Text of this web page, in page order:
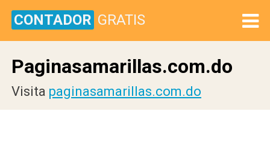
CONTADOR GRATIS
Paginasamarillas.com.do
Visita paginasamarillas.com.do